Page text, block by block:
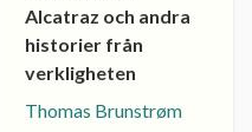
Alcatraz och andra
historier från
verkligheten
Thomas Brunstrøm